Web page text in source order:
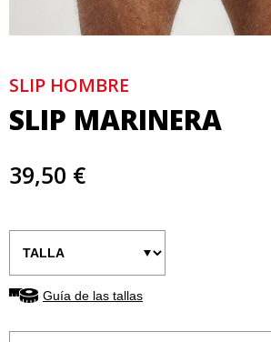
SLIP HOMBRE
SLIP MARINERA
39,50 €
Guía de las tallas